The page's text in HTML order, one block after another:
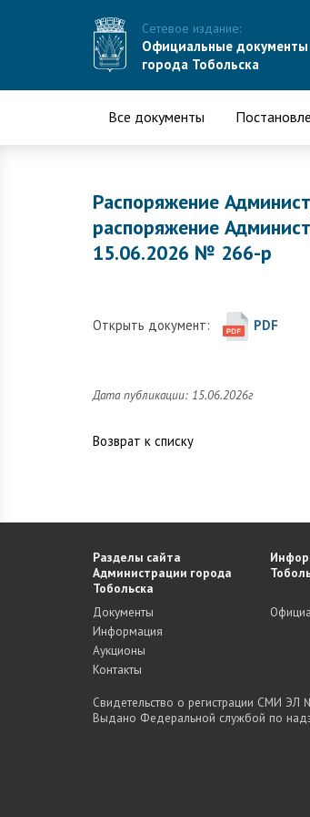
Сетевое издание:
Официальные документы
города Тобольска
Все документы
Распоряжение
распоряжение
15.06.2026 № 266-р
Открыть документ: PDF
Дата публикации: 15.06.2026г
Возврат к списку
Разделы сайта
Администрации города
Тобольска
Документы
Информация
Аукционы
Контакты
Свидетельство о регистрации СМИ ЭЛ
Выдано Федеральной службой по